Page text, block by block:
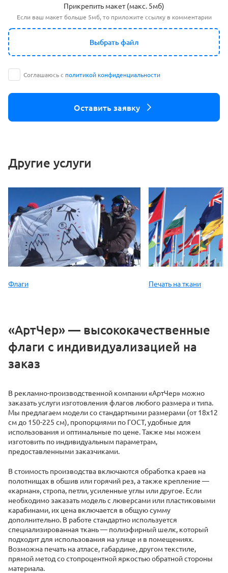
«АртЧер» — высококачественные
флаги с индивидуализацией на
заказ
В рекламно-производственной компании «АртЧер» можно
заказать услуги изготовления флагов любого размера и типа.
Мы предлагаем модели со стандартными размерами (от 18х12
см до 150-225 см), пропорциями по ГОСТ, удобные для
использования и оптимальные по цене. Также мы можем
изготовить по индивидуальным параметрам,
предоставленными заказчиками.
В стоимость производства включаются обработка краев на
полотнищах в обшив или горячий рез, а также крепление —
«карман», стропа, петли, усиленные углы или другое. Если
необходимо заказать модель с люверсами или пластиковыми
карабинами, их цена включается в общую сумму
дополнительно. В работе стандартно используется
специализированная ткань — полиэфирный шелк, который
подходит для использования на улице и в помещениях.
Возможна печать на атласе, габардине, другом текстиле,
прямой метод со стопроцентной яркостью обратной стороны
материала.
Прикрепить макет (макс. 5мб)
Если ваш макет больше 5мб, то приложите ссылку в комментарии
Выбрать файл
Соглашаюсь с политикой конфиденциальности
Оставить заявку
Другие услуги
Флаги Печать на ткани